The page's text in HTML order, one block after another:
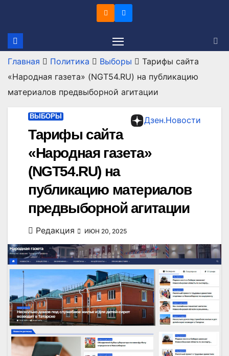
содержимому
Главная Политика Выборы
Тарифы сайта
«Народная газета» (NGT54.RU) на публикацию
материалов предвыборной агитации
Дзен.Новости
ВЫБОРЫ
Тарифы сайта
«Народная газета»
(NGT54.RU) на
публикацию материалов
предвыборной агитации
Редакция ИЮН 20, 2025